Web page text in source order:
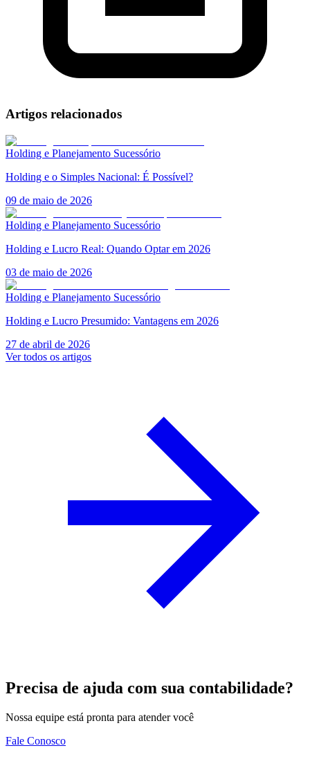
Artigos relacionados
Holding e Planejamento Sucessório
Holding e o Simples Nacional: É Possível?
09 de maio de 2026
Holding e Planejamento Sucessório
Holding e Lucro Real: Quando Optar em 2026
03 de maio de 2026
Holding e Planejamento Sucessório
Holding e Lucro Presumido: Vantagens em 2026
27 de abril de 2026
Ver todos os artigos
Precisa de ajuda com sua contabilidade?
Nossa equipe está pronta para atender você
Fale Conosco